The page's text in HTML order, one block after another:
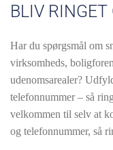
BLIV RINGET
Har du spørgsmål om
virksomheds,
udenomsarealer?
telefonnummer – så
velkommen til selv at
og telefonnummer, så